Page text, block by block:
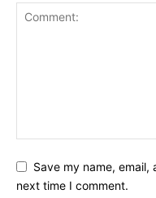
Save my name,
next time I comment.